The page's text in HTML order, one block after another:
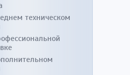
техническом